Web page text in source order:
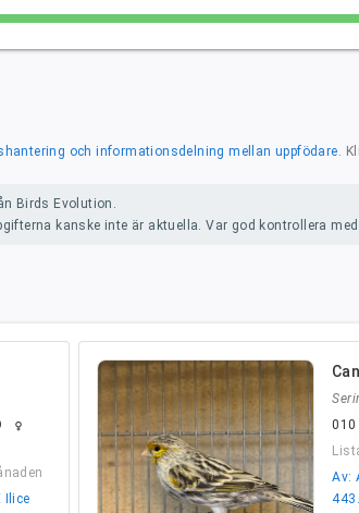
och informationsdelning mellan uppfödare.
Birds Evolution.
kanske inte är aktuella. Var god kontrollera
female
Ilice
010
Av:
443.